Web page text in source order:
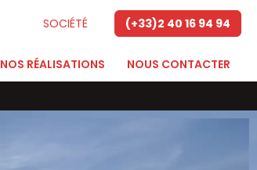
SOCIÉTÉ (+33)2 40 16 94 94
NOS RÉALISATIONS NOUS CONTACTER